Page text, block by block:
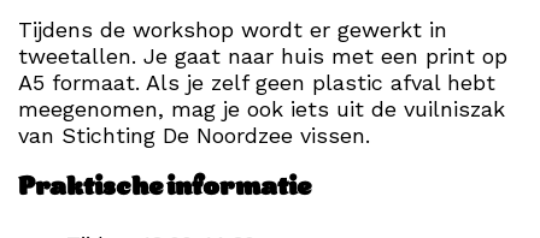
Tijdens de workshop wordt er gewerkt in
tweetallen. Je gaat naar huis met een print op
A5 formaat. Als je zelf geen plastic afval hebt
meegenomen, mag je ook iets uit de vuilniszak
van Stichting De Noordzee vissen.
Praktische informatie